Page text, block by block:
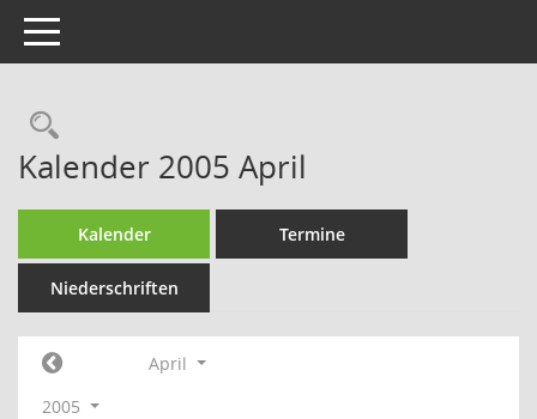
Toggle navigation
Rechercheauswahl
Kalender 2005 April
Kalender Termine
Niederschriften
April
2005